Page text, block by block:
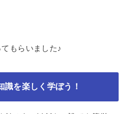
もらいました♪
を楽しく学ぼう！